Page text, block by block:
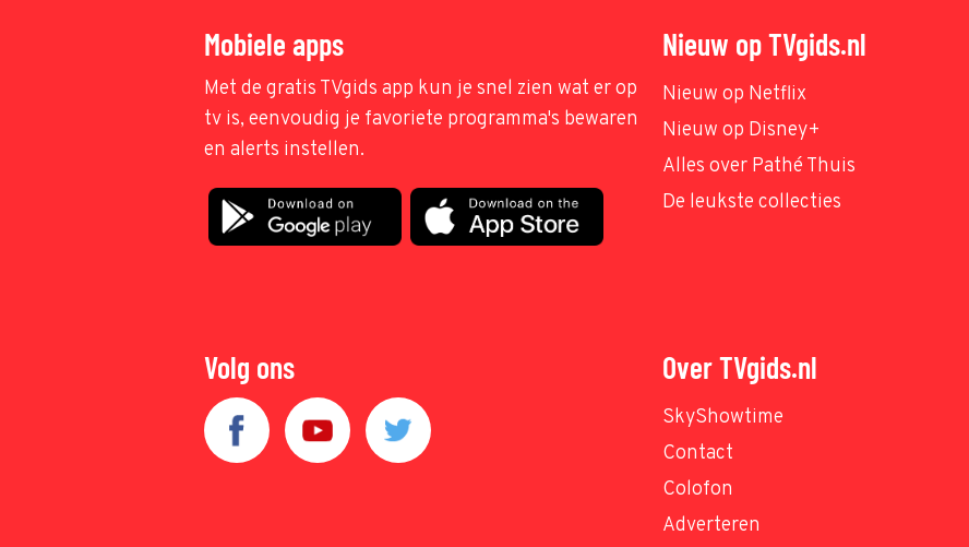
Mobiele apps
Met de gratis TVgids app kun je snel zien wat er op
tv is, eenvoudig je favoriete programma's bewaren
en alerts instellen.
Nieuw op TVgids.nl
Nieuw op Netflix
Nieuw op Disney+
Alles over Pathé Thuis
De leukste collecties
Volg ons Over TVgids.nl
SkyShowtime
Contact
Colofon
Adverteren